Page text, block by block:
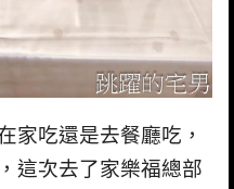
家吃還是去餐廳吃，
這次去了家樂福總部